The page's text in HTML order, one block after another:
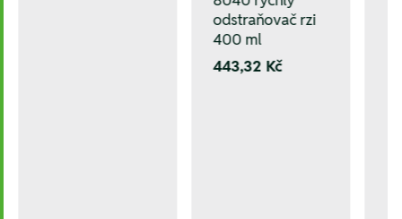
odstraňovač rzi
400 ml
443,32 Kč